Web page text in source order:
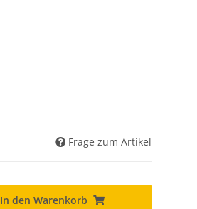
Frage zum Artikel
In den Warenkorb